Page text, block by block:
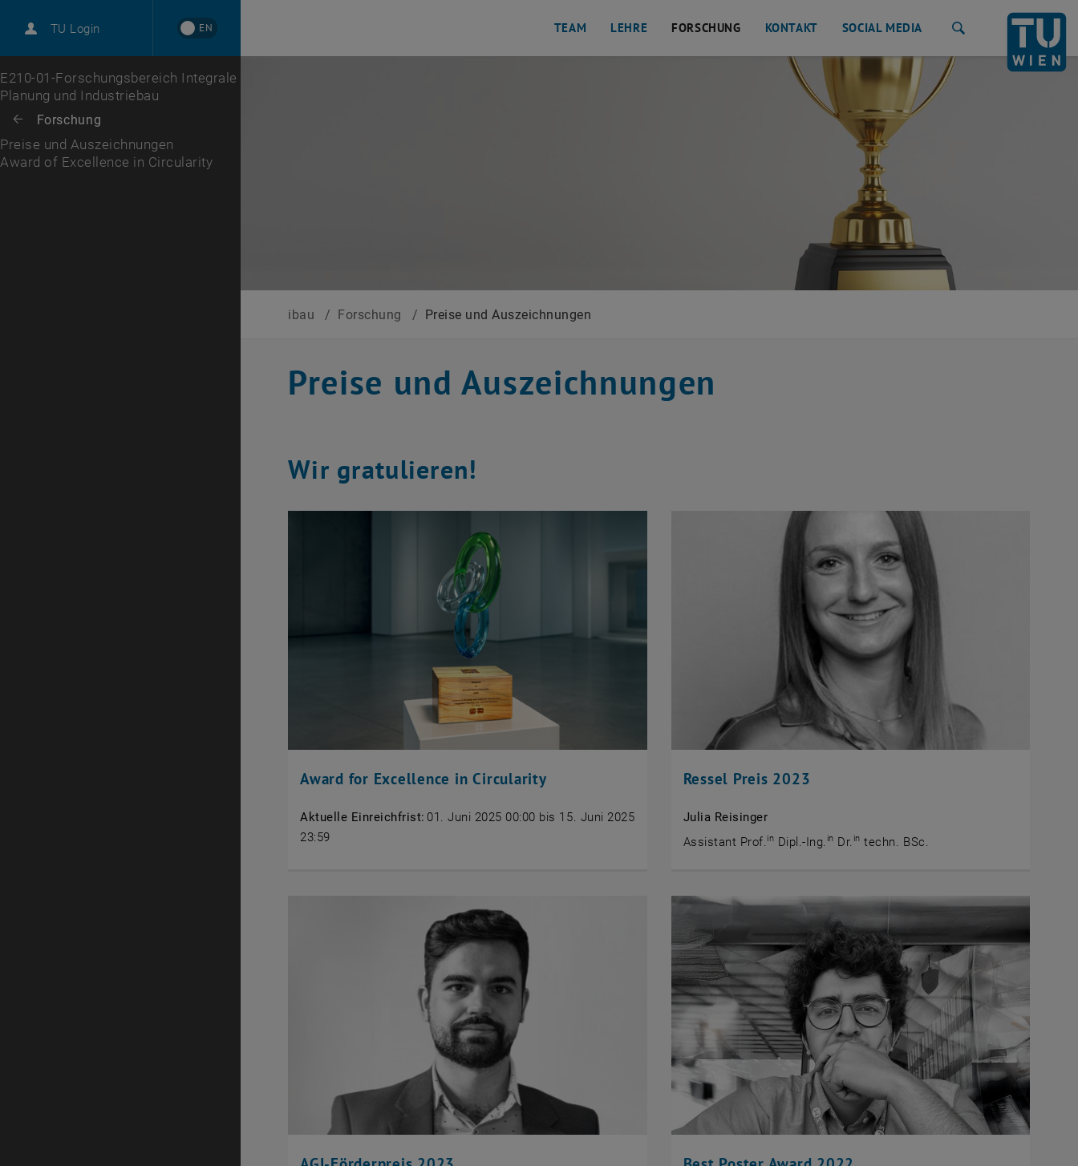
TU Login EN
Zur 1. Menü Ebene
E210-01-Forschungsbereich Integrale
Planung und Industriebau
Zurück: Subseiten von Forschung auflisten
Zurück zur letzten Ebene:
Forschung
Preise und Auszeichnungen
Award of Excellence in Circularity
TEAM LEHRE FORSCHUNG KONTAKT SOCIAL MEDIA
ibau / Forschung / Preise und Auszeichnungen
Preise und Auszeichnungen
Wir gratulieren!
Award for Excellence in Circularity
Aktuelle Einreichfrist: 01. Juni 2025 00:00 bis 15. Juni 2025
23:59
Ressel Preis 2023
Julia Reisinger
Assistant Prof.in Dipl.-Ing. in Dr. in techn. BSc.